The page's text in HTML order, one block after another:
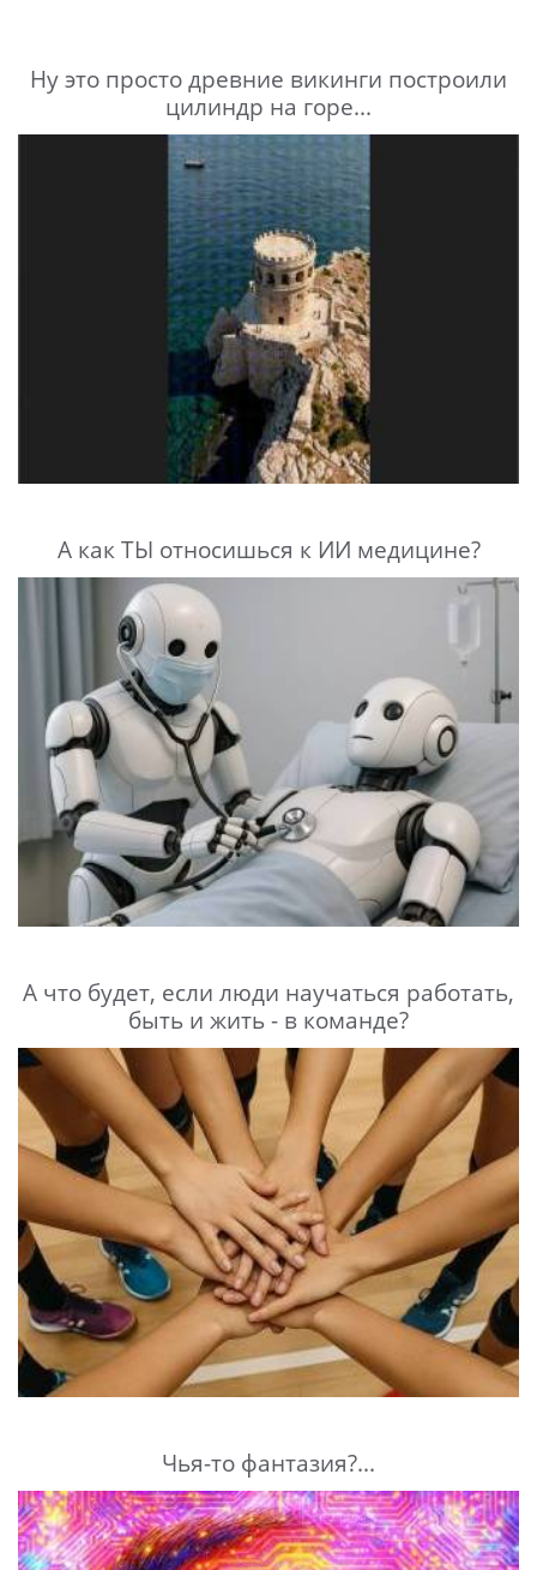
Ну это просто древние викинги построили
цилиндр на горе...
А как ТЫ относишься к ИИ медицине?
А что будет, если люди научаться работать,
быть и жить - в команде?
Чья-то фантазия?...